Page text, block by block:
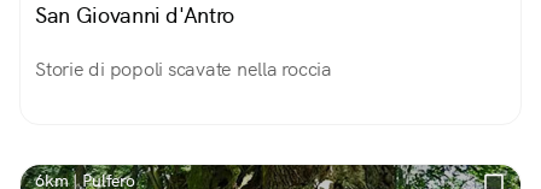
San Giovanni d'Antro
Storie di popoli scavate nella roccia
6km | Pulfero